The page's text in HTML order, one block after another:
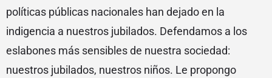
políticas públicas nacionales han dejado en la
indigencia a nuestros jubilados. Defendamos a los
eslabones más sensibles de nuestra sociedad:
nuestros jubilados, nuestros niños. Le propongo